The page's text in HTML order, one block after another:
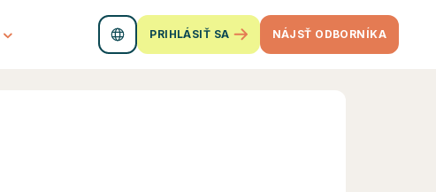
PRIHLÁSIŤ SA NÁJSŤ ODBORNÍKA